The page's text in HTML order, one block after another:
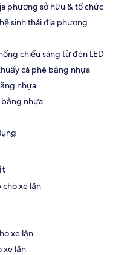
phương sở hữu & tổ chức
sinh thái địa phương
chiếu sáng từ đèn LED
cà phê bằng nhựa
nhựa
nhựa
xe lăn
xe lăn
xe lăn